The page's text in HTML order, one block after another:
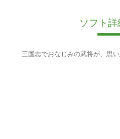
ソフト詳
三国志でおなじみの武将が、思い